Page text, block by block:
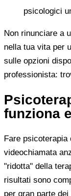
psicologici
Non rinunciare a
nella tua vita per
sulle opzioni
professionista:
funziona
Fare
videochiamata
"ridotta" della
risultati sono
per gran parte